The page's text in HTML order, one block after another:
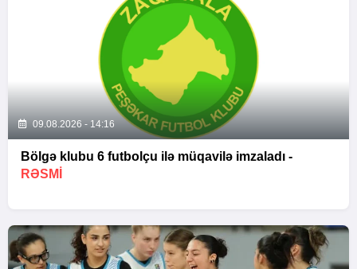
09.08.2026 - 14:16
Bölgə klubu 6 futbolçu ilə müqavilə imzaladı -
RƏSMİ